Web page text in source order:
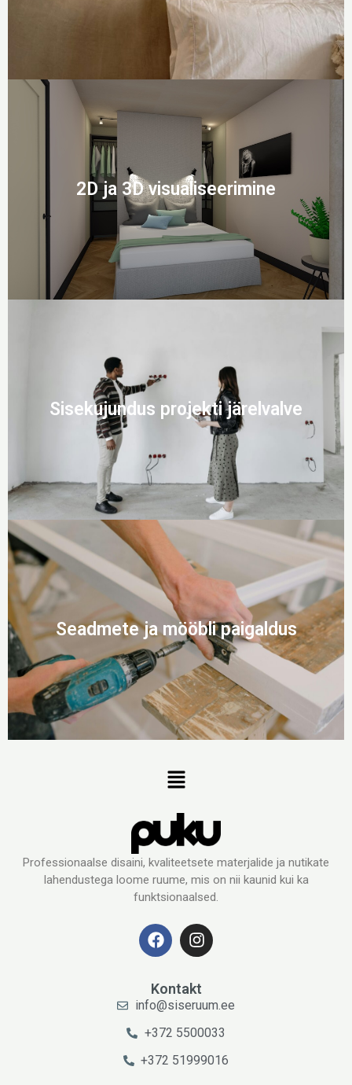
2D ja 3D visualiseerimine
Sisekujundus projekti järelvalve
Seadmete ja mööbli paigaldus
Professionaalse disaini, kvaliteetsete materjalide ja nutikate
lahendustega loome ruume, mis on nii kaunid kui ka
funktsionaalsed.
Kontakt
info@siseruum.ee
+372 5500033
+372 51999016